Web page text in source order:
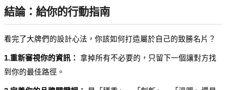
結論：給你的行動指南
看完了大牌們的設計心法，你該如何打造屬於自己的致勝名片？
1.重新審視你的資訊：
拿掉所有不必要的，只留下一個讓對方找
到你的最佳路徑。